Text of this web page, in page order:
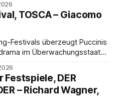
Wiesbaden, an dem
d-Moll op. 15 mit
TOSCA – Giacomo
Festivals überzeugt Puccinis
im Überwachungsstaat
von starken Solisten,
und einer klangvollen
DER
– Richard Wagner,